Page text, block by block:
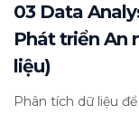
03 Data
Phát triển An
liệu)
Phân tích dữ liệu